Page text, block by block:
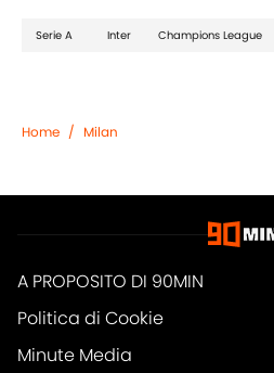
Serie A Inter Champions League
Home / Milan
A PROPOSITO DI 90MIN
Politica di Cookie
Minute Media